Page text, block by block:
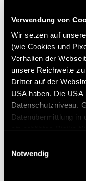
Verwendung von
Wir setzen auf
(wie Cookies und
Verhalten der
unsere Reichweite
Dritter auf der
USA haben. Die
Datenschutzniveau.
Datenübermittlung in
zustehen.
zusammenführen.
Notwendig
Het is juist de
genieten. We
moeiteloos -
80 km/u in
wegligging